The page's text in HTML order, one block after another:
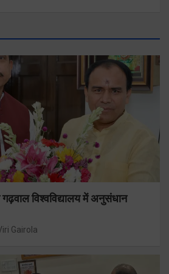
विश्वविद्यालय में अनुसंधान
Gairola